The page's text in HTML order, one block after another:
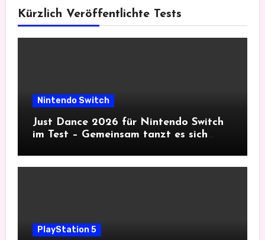
Kürzlich Veröffentlichte Tests
Nintendo Switch
Just Dance 2026 für Nintendo Switch
im Test – Gemeinsam tanzt es sich
PlayStation 5